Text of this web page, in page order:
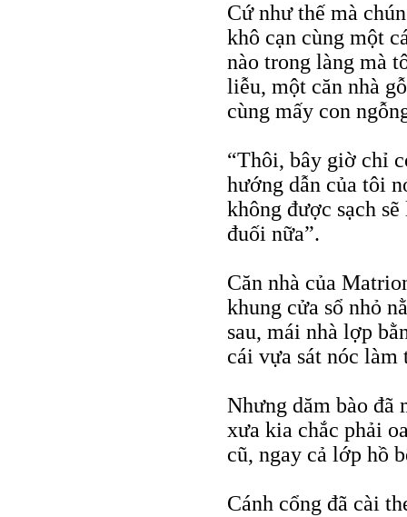
Cứ như thế mà
khô cạn cùng một
nào trong làng mà
liễu, một căn nhà
cùng mấy con
“Thôi, bây giờ chỉ
hướng dẫn của tôi
không được sạch
đuối nữa”.
Căn nhà của
khung cửa sổ nhỏ
sau, mái nhà lợp
cái vựa sát nóc làm
Nhưng dăm bào đã
xưa kia chắc phải
cũ, ngay cả lớp hồ
Cánh cổng đã cài